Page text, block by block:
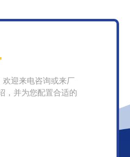
迎来电咨询或来厂
，并为您配置合适的